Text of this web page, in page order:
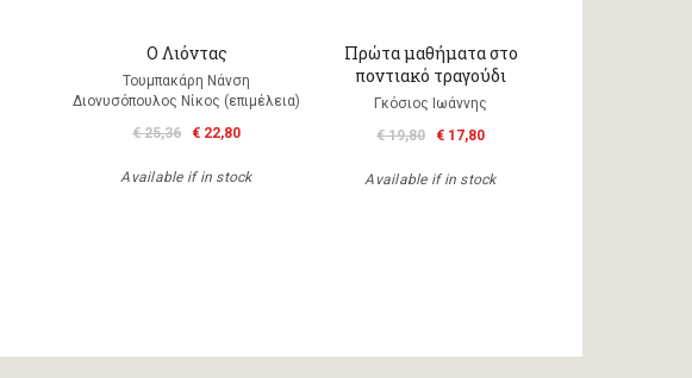
Ο Λιόντας
Τουμπακάρη Νάνση
Διονυσόπουλος Νίκος (επιμέλεια)
€ 25,36
€ 22,80
Available if in stock
Πρώτα μαθήματα στο
ποντιακό τραγούδι
Γκόσιος Ιωάννης
€ 19,80
€ 17,80
Available if in stock